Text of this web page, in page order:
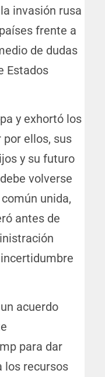
invasión rusa
frente a
de dudas
Estados
y exhortó los
ellos, sus
y su futuro
volverse
unida,
antes de
acuerdo
para dar
los recursos